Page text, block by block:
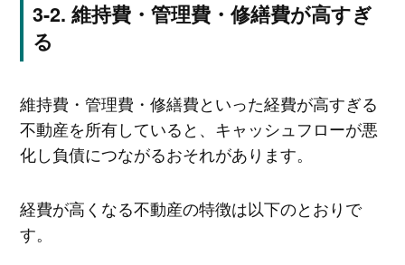
維持費・管理費・修繕費が高すぎ
る
維持費・管理費・修繕費といった経費が高すぎる
不動産を所有していると、キャッシュフローが悪
化し負債につながるおそれがあります。
経費が高くなる不動産の特徴は以下のとおりで
す。